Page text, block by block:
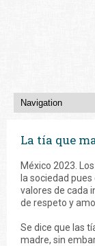
La tía que
México 2023.
la sociedad
valores de cada
de respeto y
Se dice que las
madre, sin